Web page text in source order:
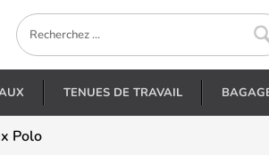
TENUES DE TRAVAIL
Polo